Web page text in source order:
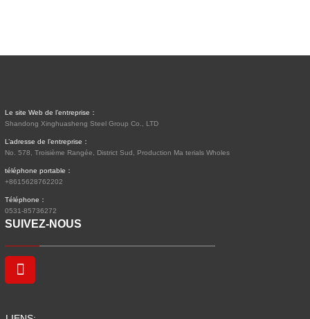
Le site Web de l’entreprise：
Shandong Xinghuasheng Steel Group Co., LTD
L’adresse de l’entreprise：
No. 578, Troisième Rangée, District Sud, Production Ma terials Wholes
téléphone portable：
+8615628762202
Téléphone：
0531-85736272
SUIVEZ-NOUS